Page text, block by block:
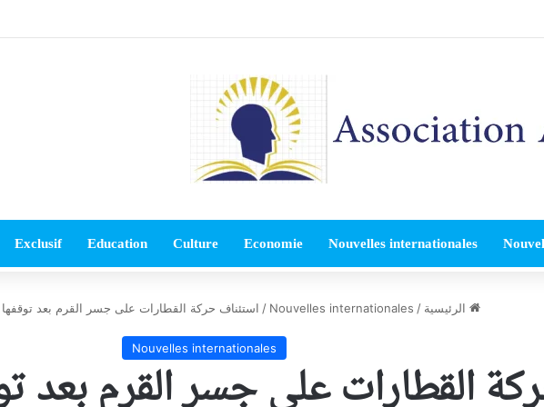
Nouvelles internationales
Economie
Culture
Education
Exclusif
الرئيسية /
Nouvelles internationales
/ استئناف حركة القطارات على جسر القرم بعد توقفها
Nouvelles internationales
القطارات على جسر القرم بعد